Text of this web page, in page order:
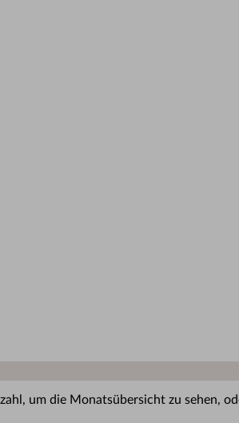
um die Monatsübersicht zu sehen,